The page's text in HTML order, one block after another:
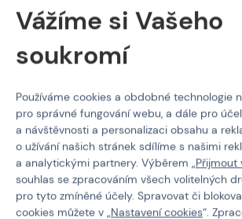
Kód produktu
Hmotnost
Kapacita zásobníku
Materiál těla
Typ zásobníku
Vážíme si Vašeho
soukromí
Používáme cookies a obdobné technologie
pro správné fungování webu, a dále pro
a návštěvnosti a personalizaci obsahu a
o užívání našich stránek sdílíme s našimi
a analytickými partnery. Výběrem „Přijmout
souhlas se zpracováním všech volitelných
pro tyto zmíněné účely. Spravovat či
cookies můžete v „Nastavení cookies“.